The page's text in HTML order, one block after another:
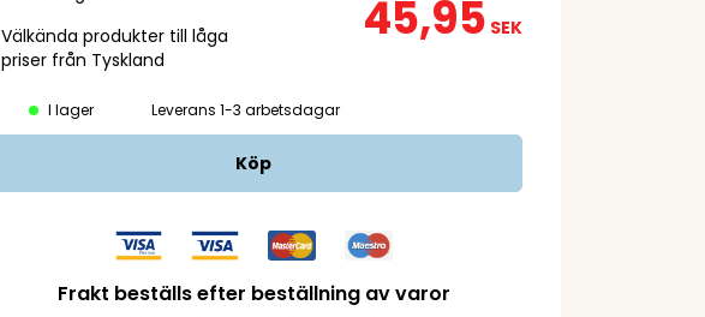
Välkända produkter till låga
priser från Tyskland
45,95 SEK
I lager Leverans 1-3 arbetsdagar
Köp
Frakt beställs efter beställning av varor